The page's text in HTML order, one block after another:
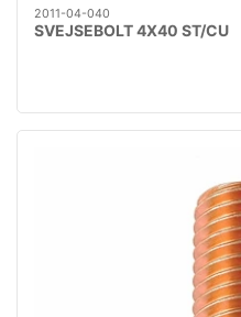
2011-04-040
SVEJSEBOLT 4X40 ST/CU